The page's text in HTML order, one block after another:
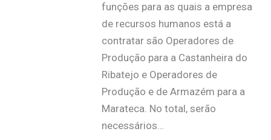
funções para as quais a empresa
de recursos humanos está a
contratar são Operadores de
Produção para a Castanheira do
Ribatejo e Operadores de
Produção e de Armazém para a
Marateca. No total, serão
necessários…